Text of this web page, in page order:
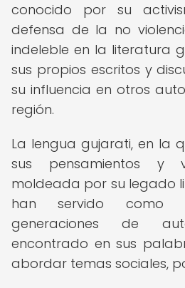
conocido por su
defensa de la no
indeleble en la literatura
sus propios escritos y
su influencia en otros
región.
La lengua gujarati, en la
sus pensamientos y
moldeada por su legado
han servido como
generaciones de
encontrado en sus
abordar temas sociales,